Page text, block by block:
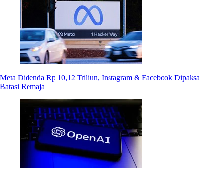
Meta Didenda Rp 10,12 Triliun, Instagram & Facebook Dipaksa
Batasi Remaja